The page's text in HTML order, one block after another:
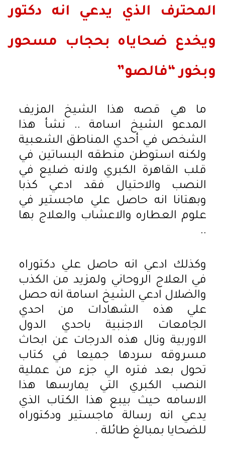
المحترف الذي يدعي انه دكتور
ويخدع ضحاياه بحجاب مسحور
وبخور “فالصو”
ما هي قصه هذا الشيخ المزيف
المدعو الشيخ اسامة .. نشأ هذا
الشخص في أحدي المناطق الشعبية
ولكنه استوطن منطقه البساتين في
قلب القاهرة الكبري ولانه ضليع في
النصب والاحتيال فقد ادعي كذبا
وبهتانا انه حاصل علي ماجستير في
علوم العطاره والاعشاب والعلاج بها
..
وكذلك ادعي انه حاصل علي دكتوراه
في العلاج الروحاني ولمزيد من الكذب
والضلال ادعي الشيخ اسامة انه حصل
علي هذه الشهادات من احدي
الجامعات الاجنبية باحدي الدول
الاوربية ونال هذه الدرجات عن ابحاث
مسروقه سردها جميعا في كتاب
تحول بعد فتره الي جزء من عملية
النصب الكبري التي يمارسها هذا
الاسامه حيث بيبع هذا الكتاب الذي
يدعي انه رسالة ماجستير ودكتوراه
للضحايا بمبالغ طائلة .